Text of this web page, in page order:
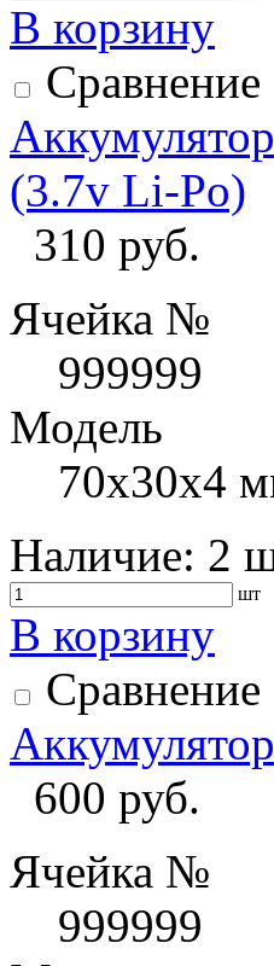
В корзину
Сравнение
(3.7v Li-Po)
310 руб.
Ячейка №
999999
Модель
70x30x4
Наличие: 2
шт
В корзину
Сравнение
600 руб.
Ячейка №
999999